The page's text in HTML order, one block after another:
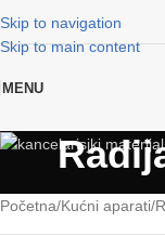
Skip to navigation
Skip to main content
MENU
Početna Kućni aparati